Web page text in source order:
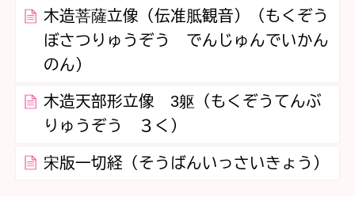
木造菩薩立像（伝准胝観音）（もくぞう
ぼさつりゅうぞう でんじゅんでいかん
のん）
木造天部形立像 3躯（もくぞうてんぶ
りゅうぞう ３く）
宋版一切経（そうばんいっさいきょう）